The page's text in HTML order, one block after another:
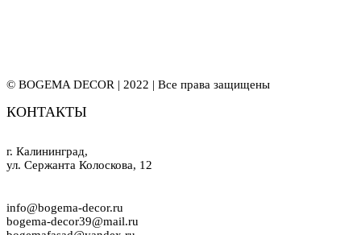
© BOGEMA DECOR | 2022 | Все права защищены
КОНТАКТЫ
г. Калининград,
ул. Сержанта Колоскова, 12
info@bogema-decor.ru
bogema-decor39@mail.ru